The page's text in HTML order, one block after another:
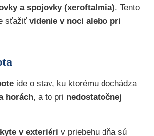
a spojovky (xeroftalmia). Tento
sťažiť videnie v noci alebo pri
ide o stav, ku ktorému dochádza
horách, a to pri nedostatočnej
v exteriéri v priebehu dňa sú